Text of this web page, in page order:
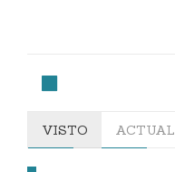
VISTO ACTUAL